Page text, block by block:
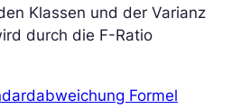
Klassen und der Varianz
durch die F-Ratio
Formel